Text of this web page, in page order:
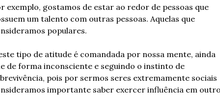
exemplo, gostamos de estar ao redor de pessoas que
um talento com outras pessoas. Aquelas que
populares.
tipo de atitude é comandada por nossa mente, ainda
de forma inconsciente e seguindo o instinto de
pois por sermos seres extremamente sociais
importante saber exercer influência em